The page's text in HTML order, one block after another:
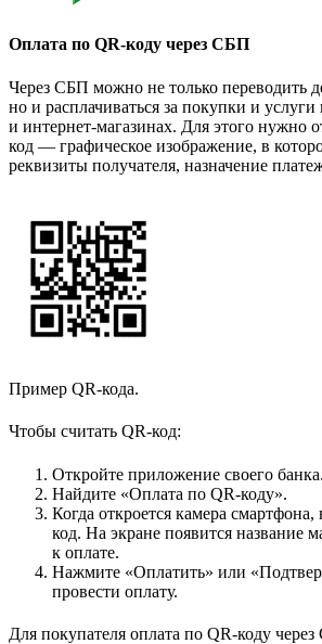
Оплата по QR-коду через СБП
Через СБП можно не только переводить
но и расплачиваться за покупки и
и интернет-магазинах. Для этого нужно
код — графическое изображение, в
реквизиты получателя, назначение
Пример QR-кода.
Чтобы считать QR-код:
Откройте приложение своего банка.
Найдите «Оплата по QR-коду».
Когда откроется камера смартфона,
код. На экране появится название
к оплате.
Нажмите «Оплатить» или
провести оплату.
Для покупателя оплата по QR-коду